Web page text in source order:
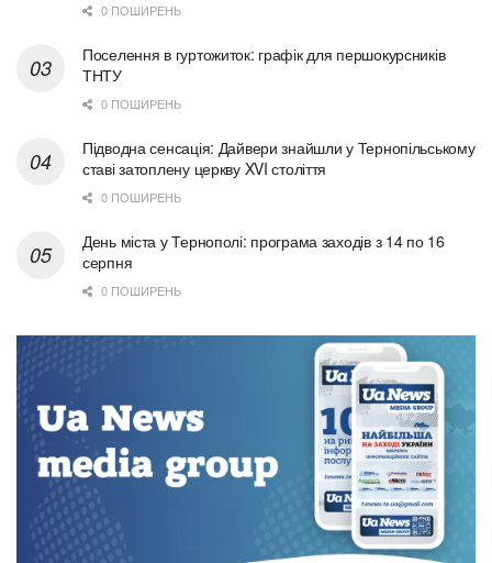
0 ПОШИРЕНЬ
Поселення в гуртожиток: графік для першокурсників
ТНТУ
0 ПОШИРЕНЬ
Підводна сенсація: Дайвери знайшли у Тернопільському
ставі затоплену церкву XVI століття
0 ПОШИРЕНЬ
День міста у Тернополі: програма заходів з 14 по 16
серпня
0 ПОШИРЕНЬ